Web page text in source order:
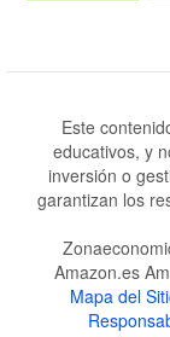
Este
educativos, y
inversión o
garantizan los
Amazon.es
Mapa del